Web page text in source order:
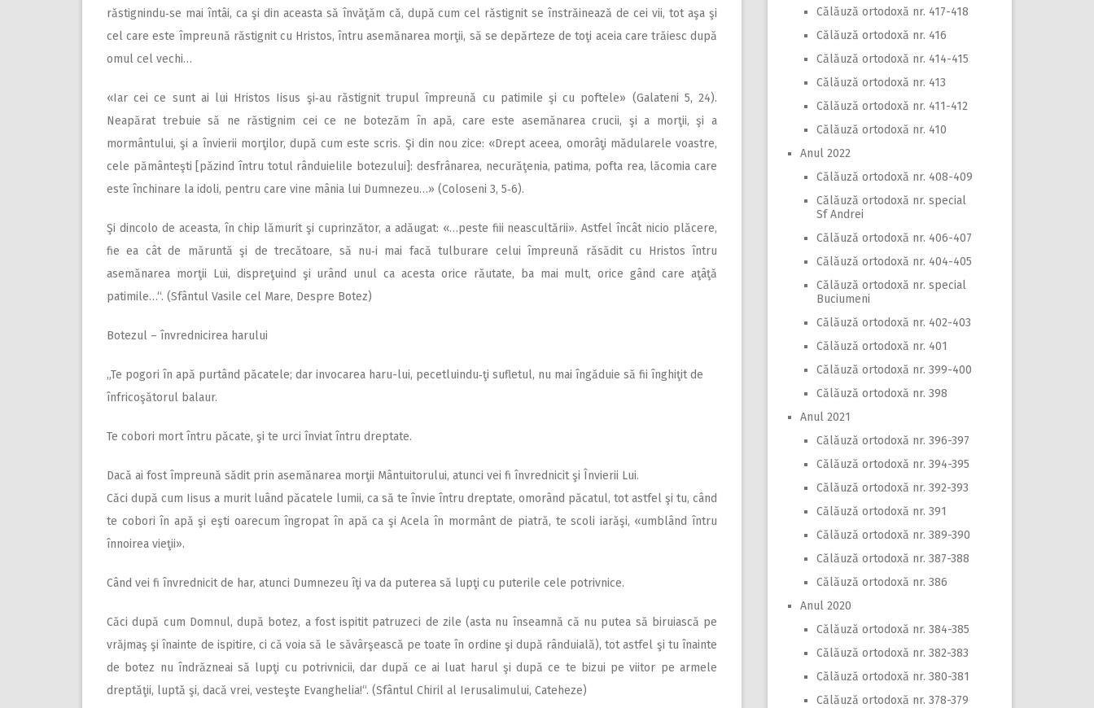
răstignindu‑se mai întâi, ca şi din aceasta să învăţăm că, după cum cel răstignit se înstrăinează de cei vii, tot aşa şi
cel care este împreună răstignit cu Hristos, întru asemănarea morţii, să se depărteze de toţi aceia care trăiesc după
omul cel vechi…
«Iar cei ce sunt ai lui Hristos Iisus şi‑au răstignit trupul împreună cu patimile şi cu poftele» (Galateni 5, 24).
Neapărat trebuie să ne răstignim cei ce ne botezăm în apă, care este asemănarea crucii, şi a morţii, şi a
mormântului, şi a învierii morţilor, după cum este scris. Şi din nou zice: «Drept aceea, omorâţi mădularele voastre,
cele pământeşti [păzind întru totul rânduielile botezului]: desfrânarea, necurăţenia, patima, pofta rea, lăcomia care
este închinare la idoli, pentru care vine mânia lui Dumnezeu…» (Coloseni 3, 5‑6).
Şi dincolo de aceasta, în chip lămurit şi cuprinzător, a adăugat: «…peste fiii neascultării». Astfel încât nicio plăcere,
fie ea cât de măruntă şi de trecătoare, să nu‑i mai facă tulburare celui împreună răsădit cu Hristos întru
asemănarea morţii Lui, dispreţuind şi urând unul ca acesta orice răutate, ba mai mult, orice gând care aţâţă
patimile…“. (Sfântul Vasile cel Mare, Despre Botez)
Botezul – învrednicirea harului
„Te pogori în apă purtând păcatele; dar invocarea haru-lui, pecetluindu‑ţi sufletul, nu mai îngăduie să fii înghiţit de
înfricoşătorul balaur.
Te cobori mort întru păcate, şi te urci înviat întru dreptate.
Dacă ai fost împreună sădit prin asemănarea morţii Mântuitorului, atunci vei fi învrednicit şi Învierii Lui.
Căci după cum Iisus a murit luând păcatele lumii, ca să te învie întru dreptate, omorând păcatul, tot astfel şi tu, când
te cobori în apă şi eşti oarecum îngropat în apă ca şi Acela în mormânt de piatră, te scoli iarăşi, «umblând întru
înnoirea vieţii».
Când vei fi învrednicit de har, atunci Dumnezeu îţi va da puterea să lupţi cu puterile cele potrivnice.
Căci după cum Domnul, după botez, a fost ispitit patruzeci de zile (asta nu înseamnă că nu putea să biruiască pe
vrăjmaş şi înainte de ispitire, ci că voia să le săvârşească pe toate în ordine şi după rânduială), tot astfel şi tu înainte
de botez nu îndrăzneai să lupţi cu potrivnicii, dar după ce ai luat harul şi după ce te bizui pe viitor pe armele
dreptăţii, luptă şi, dacă vrei, vesteşte Evanghelia!“. (Sfântul Chiril al Ierusalimului, Cateheze)
Călăuză ortodoxă nr. 417-418
Călăuză ortodoxă nr. 416
Călăuză ortodoxă nr. 414-415
Călăuză ortodoxă nr. 413
Călăuză ortodoxă nr. 411-412
Călăuză ortodoxă nr. 410
Anul 2022
Călăuză ortodoxă nr. 408-409
Călăuză ortodoxă nr. special
Sf Andrei
Călăuză ortodoxă nr. 406-407
Călăuză ortodoxă nr. 404-405
Călăuză ortodoxă nr. special
Buciumeni
Călăuză ortodoxă nr. 402-403
Călăuză ortodoxă nr. 401
Călăuză ortodoxă nr. 399-400
Călăuză ortodoxă nr. 398
Anul 2021
Călăuză ortodoxă nr. 396-397
Călăuză ortodoxă nr. 394-395
Călăuză ortodoxă nr. 392-393
Călăuză ortodoxă nr. 391
Călăuză ortodoxă nr. 389-390
Călăuză ortodoxă nr. 387-388
Călăuză ortodoxă nr. 386
Anul 2020
Călăuză ortodoxă nr. 384-385
Călăuză ortodoxă nr. 382-383
Călăuză ortodoxă nr. 380-381
Călăuză ortodoxă nr. 378-379